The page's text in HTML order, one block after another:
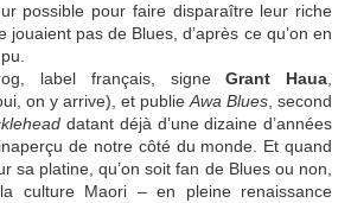
possible pour faire disparaître leur riche
pas de Blues, d’après ce qu’on en
label français, signeGrant Haua
on y arrive), et publie Awa Blues , second
datant déjà d’une dizaine d’années
de notre côté du monde. Et quand
sa platine, qu’on soit fan de Blues ou non,
la culture Maori – en pleine renaissance